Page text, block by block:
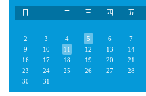
日
一 二 三 四 五
2
3 4 5 6 7
9
10 11 12 13 14
16
17 18 19 20 21
23
24 25 26 27 28
30
31